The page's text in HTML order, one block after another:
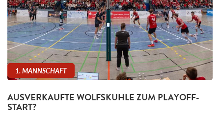
1. MANNSCHAFT
AUSVERKAUFTE WOLFSKUHLE ZUM PLAYOFF-
START?